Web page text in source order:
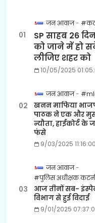
जन आवाज
SP साहब 26
को जाने में हो
लीजिए शहर को
10/05/2025
जन आवाज
खनन माफिया
पाठक ने एक और
न्यौता, हाईकोर्ट
फंसे
9/03/2025
जन आवाज
#पुलिस अधीक्षक
आज तीनों सब-
विभाग से हुई विदाई
9/01/2025